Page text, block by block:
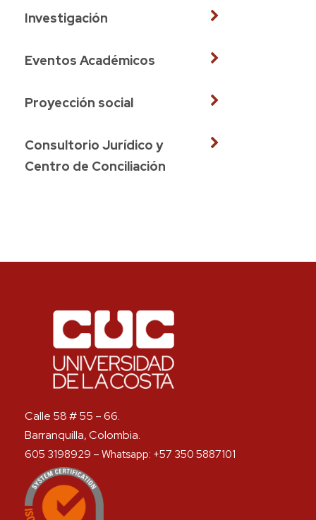
Investigación
Eventos Académicos
Proyección social
Consultorio Jurídico y
Centro de Conciliación
Calle 58 # 55 – 66.
Barranquilla, Colombia.
605 3198929 – Whatsapp: +57 350 5887101